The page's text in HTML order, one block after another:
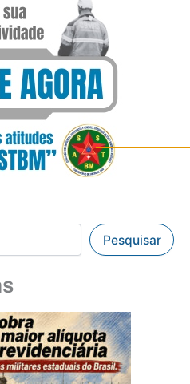
Pesquisar